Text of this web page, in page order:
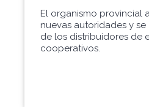
El organismo provincial
nuevas autoridades y
de los distribuidores de
cooperativos.